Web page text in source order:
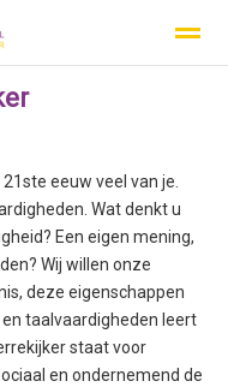
Ouderbeleidsplan
Agenda
eeuw veel van je.
Wat denkt u
Een eigen mening,
Wij willen onze
deze eigenschappen
taalvaardigheden leert
staat voor
en ondernemend de